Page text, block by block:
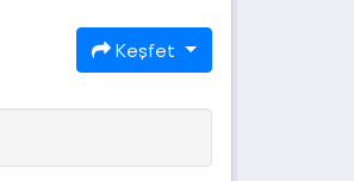
Keşfet